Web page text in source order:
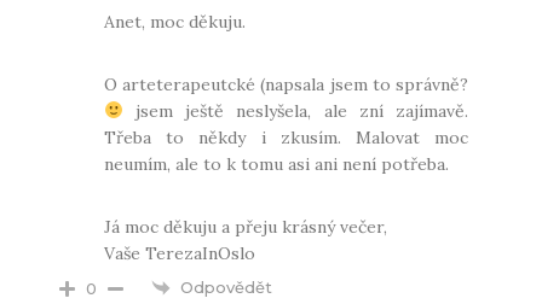
Anet, moc děkuju.
O arteterapeutcké (napsala jsem to správně?
jsem ještě neslyšela, ale zní zajímavě.
Třeba to někdy i zkusím. Malovat moc
neumím, ale to k tomu asi ani není potřeba.
Já moc děkuju a přeju krásný večer,
Vaše TerezaInOslo
0 Odpovědět